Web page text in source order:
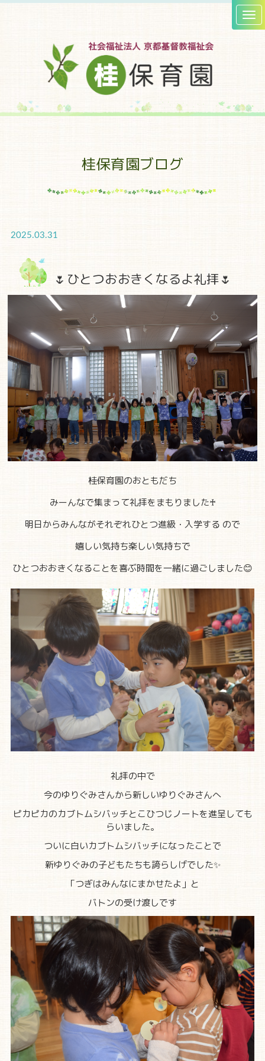
桂保育園ブログ
2025.03.31
🌷ひとつおおきくなるよ礼拝🌷
桂保育園のおともだち
みーんなで集まって礼拝をまもりました♰
明日からみんながそれぞれひとつ進級・入学する ので
嬉しい気持ち楽しい気持ちで
ひとつおおきくなることを喜ぶ時間を一緒に過ごしました😊
礼拝の中で
今のゆりぐみさんから新しいゆりぐみさんへ
ピカピカのカブトムシバッチとこひつじノートを進呈しても
らいました。
ついに白いカブトムシバッチになったことで
新ゆりぐみの子どもたちも誇らしげでした✨
「つぎはみんなにまかせたよ」と
バトンの受け渡しです